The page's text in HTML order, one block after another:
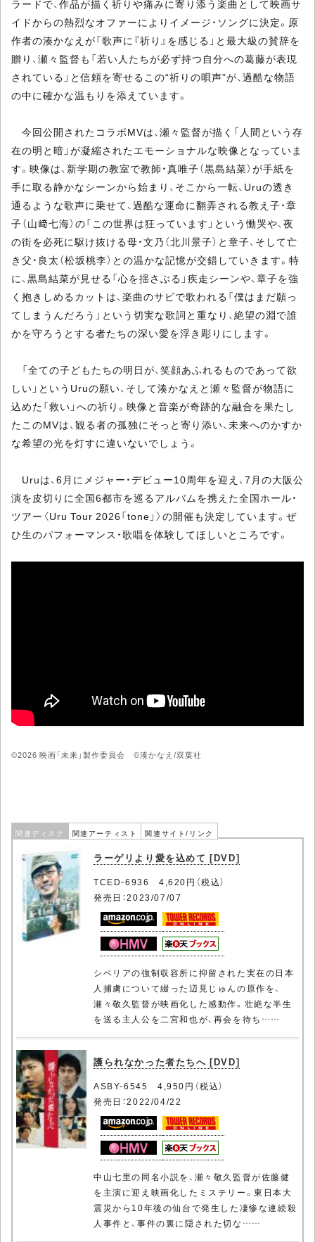
ラードで、作品が描く祈りや痛みに寄り添う楽曲として映画サ
イドからの熱烈なオファーによりイメージ・ソングに決定。原
作者の湊かなえが「歌声に『祈り』を感じる」と最大級の賛辞を
贈り、瀬々監督も「若い人たちが必ず持つ自分への葛藤が表現
されている」と信頼を寄せるこの“祈りの唄声”が、過酷な物語
の中に確かな温もりを添えています。
今回公開されたコラボMVは、瀬々監督が描く「人間という存
在の明と暗」が凝縮されたエモーショナルな映像となっていま
す。映像は、新学期の教室で教師・真唯子（黒島結菜）が手紙を
手に取る静かなシーンから始まり、そこから一転、Uruの透き
通るような歌声に乗せて、過酷な運命に翻弄される教え子・章
子（山﨑七海）の「この世界は狂っています」という慟哭や、夜
の街を必死に駆け抜ける母・文乃（北川景子）と章子、そして亡
き父・良太（松坂桃李）との温かな記憶が交錯していきます。特
に、黒島結菜が見せる「心を揺さぶる」疾走シーンや、章子を強
く抱きしめるカットは、楽曲のサビで歌われる「僕はまだ願っ
てしまうんだろう」という切実な歌詞と重なり、絶望の淵で誰
かを守ろうとする者たちの深い愛を浮き彫りにします。
「全ての子どもたちの明日が、笑顔あふれるものであって欲
しい」というUruの願い、そして湊かなえと瀬々監督が物語に
込めた「救い」への祈り。映像と音楽が奇跡的な融合を果たし
たこのMVは、観る者の孤独にそっと寄り添い、未来へのかすか
な希望の光を灯すに違いないでしょう。
Uruは、6月にメジャー・デビュー10周年を迎え、7月の大阪公
演を皮切りに全国6都市を巡るアルバムを携えた全国ホール・
ツアー〈Uru Tour 2026「tone」〉の開催も決定しています。ぜ
ひ生のパフォーマンス・歌唱を体験してほしいところです。
©2026 映画「未来」製作委員会 ©湊かなえ/双葉社
関連ディスク 関連アーティスト 関連サイト/リンク
ラーゲリより愛を込めて [DVD]
TCED-6936 4,620円（税込）
発売日：2023/07/07
シベリアの強制収容所に抑留された実在の日本
人捕虜について綴った辺見じゅんの原作を、
瀬々敬久監督が映画化した感動作。壮絶な半生
を送る主人公を二宮和也が、再会を待ち……
護られなかった者たちへ [DVD]
ASBY-6545 4,950円（税込）
発売日：2022/04/22
中山七里の同名小説を、瀬々敬久監督が佐藤健
を主演に迎え映画化したミステリー。東日本大
震災から10年後の仙台で発生した凄惨な連続殺
人事件と、事件の裏に隠された切な……